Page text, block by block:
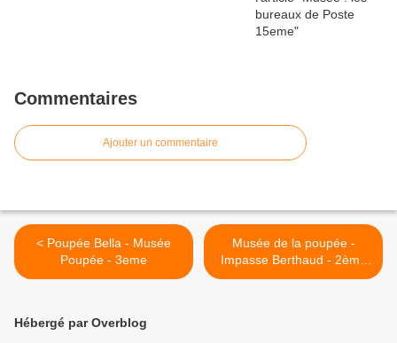
Commentaires
Ajouter un commentaire
< Poupée Bella - Musée
Poupée - 3eme
Musée de la poupée -
Impasse Berthaud - 2ème
partie - 3eme >
Hébergé par Overblog